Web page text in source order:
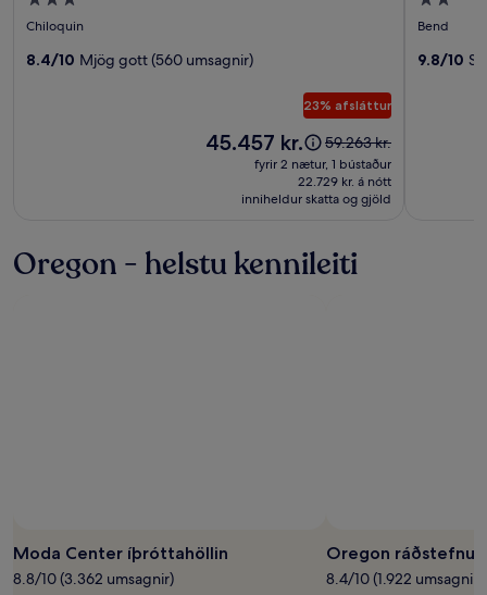
Crater
Lake
Resort
stjörnu
Chiloquin
8.4/10 Mjög gott (560 umsagnir)
23% afsláttur
Verðið
45.457 kr.
45.457 kr.
Verðið
var
59.263 kr.,
sjá
um
almennt
59.263 kr.
fyrir 2 nætur, 1 bústaður
22.729 kr. á nótt
inniheldur skatta og gjöld
Lodge
stjörnu
Bend
9.8/10
Oregon - helstu kennileiti
Moda Center íþróttahöllin
8.8/10 (3.362 umsagnir)
Oregon
8.4/10 (1.922 umsagnir)